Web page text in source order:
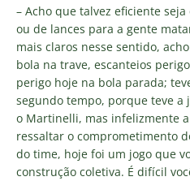
– Acho que talvez eficiente
ou de lances para a gente
mais claros nesse sentido,
bola na trave, escanteios
perigo hoje na bola parada;
segundo tempo, porque teve a
o Martinelli, mas infelizmente
ressaltar o comprometimento
do time, hoje foi um jogo que
construção coletiva. É difícil